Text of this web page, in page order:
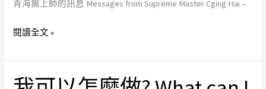
青海無上師的訊息 Messages from Supreme Master Cging Hai –
Master
Hai
–
閱讀全文 »
我